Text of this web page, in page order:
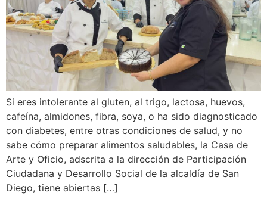
Si eres intolerante al gluten, al trigo, lactosa, huevos,
cafeína, almidones, fibra, soya, o ha sido diagnosticado
con diabetes, entre otras condiciones de salud, y no
sabe cómo preparar alimentos saludables, la Casa de
Arte y Oficio, adscrita a la dirección de Participación
Ciudadana y Desarrollo Social de la alcaldía de San
Diego, tiene abiertas […]